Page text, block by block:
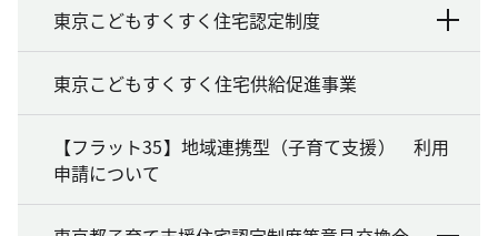
東京こどもすくすく住宅認定制度
東京こどもすくすく住宅供給促進事業
【フラット35】地域連携型（子育て支援） 利用
申請について